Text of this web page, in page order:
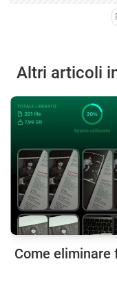
Altri articoli
Come eliminare